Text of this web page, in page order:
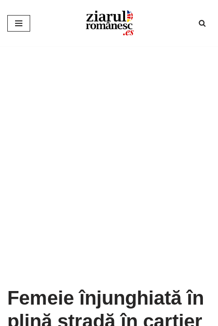
Sari
Femeie înjunghiată în
plină stradă în cartier